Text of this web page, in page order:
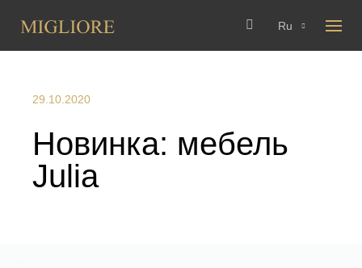
Ru
29.10.2020
Новинка: мебель
Julia